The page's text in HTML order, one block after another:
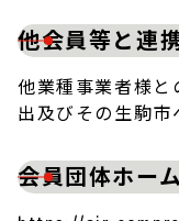
他会員等と連
他業種事業者様と
出及びその生駒市
会員団体ホー